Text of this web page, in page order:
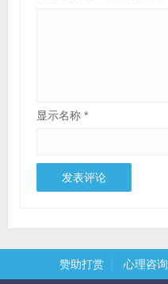
显示名称 *
赞助打赏 心理咨询